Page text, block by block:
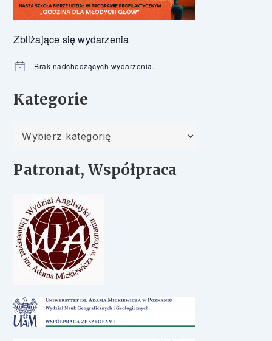
Zbliżające się wydarzenia
Powiadomienie
Brak nadchodzących wydarzenia.
Kategorie
Kategorie
Patronat, Współpraca